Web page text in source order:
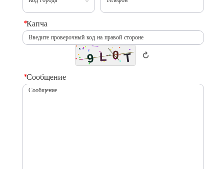
*Капча
↻
*Сообщение